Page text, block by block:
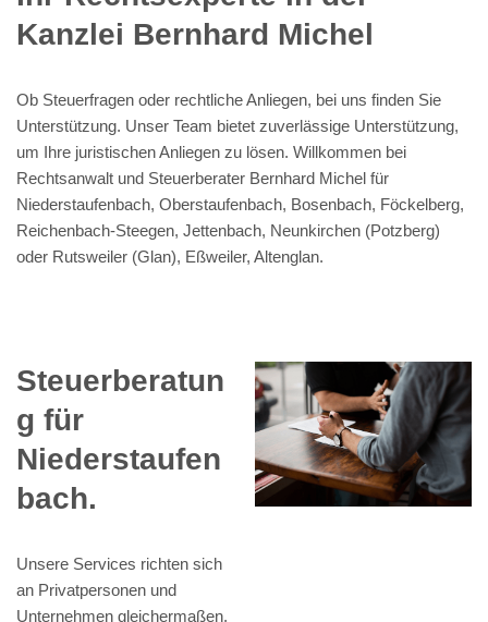
Kanzlei Bernhard Michel
Ob Steuerfragen oder rechtliche Anliegen, bei uns finden Sie
Unterstützung. Unser Team bietet zuverlässige Unterstützung,
um Ihre juristischen Anliegen zu lösen. Willkommen bei
Rechtsanwalt und Steuerberater Bernhard Michel für
Niederstaufenbach, Oberstaufenbach, Bosenbach, Föckelberg,
Reichenbach-Steegen, Jettenbach, Neunkirchen (Potzberg)
oder Rutsweiler (Glan), Eßweiler, Altenglan.
Steuerberatun
g für
Niederstaufen
bach.
Unsere Services richten sich
an Privatpersonen und
Unternehmen gleichermaßen.